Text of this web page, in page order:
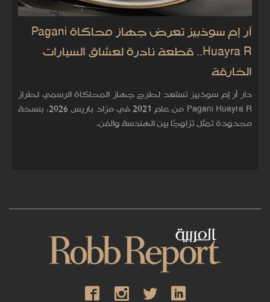
آر إم سوذبيز تعرض جهاز محاكاة Pagani
Huayra R.. قطعة نادرة لعشاق السيارات
الخارقة
دار آر إم سوذبيز تستعد لطرح جهاز المحاكاة الرسمي لطراز
Pagani Huayra R من عام 2021 في مزاد باريس 2026، بنسخة
محدودة تمثل تزاوجًا بين الهندسة والفن.